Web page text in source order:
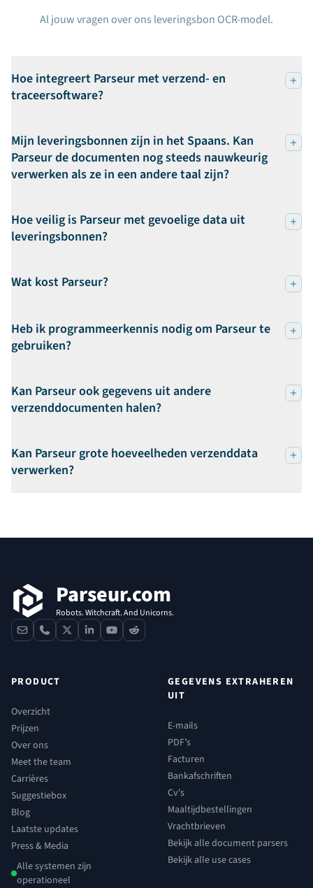
Al jouw vragen over ons leveringsbon OCR-model.
Hoe integreert Parseur met verzend- en
traceersoftware?
Mijn leveringsbonnen zijn in het Spaans. Kan
Parseur de documenten nog steeds nauwkeurig
verwerken als ze in een andere taal zijn?
Hoe veilig is Parseur met gevoelige data uit
leveringsbonnen?
Wat kost Parseur?
Heb ik programmeerkennis nodig om Parseur te
gebruiken?
Kan Parseur ook gegevens uit andere
verzenddocumenten halen?
Kan Parseur grote hoeveelheden verzenddata
verwerken?
Parseur.com
Robots. Witchcraft. And Unicorns.
contactphone
x linkedinyoutube
reddit
PRODUCT
Overzicht
Prijzen
Over ons
Meet the team
Carrières
Suggestiebox
Blog
Laatste updates
Press & Media
Alle systemen zijn
operationeel
GEGEVENS EXTRAHEREN
UIT
E-mails
PDF’s
Facturen
Bankafschriften
Cv's
Maaltijdbestellingen
Vrachtbrieven
Bekijk alle document parsers
Bekijk alle use cases